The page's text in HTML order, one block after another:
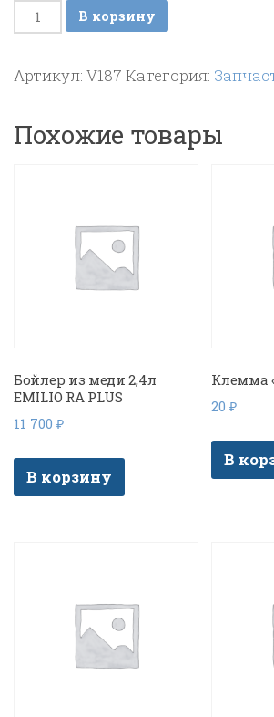
Количество
товара
корпусной
В корзину
Артикул: V187 Категория:
Похожие товары
Бойлер из меди 2,4л
EMILIO RA PLUS
11 700 ₽
В корзину
Клемма
20₽
В